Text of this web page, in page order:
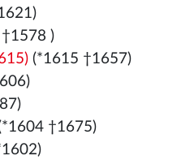
†1578 )
(*1615 †1657)
†1675)